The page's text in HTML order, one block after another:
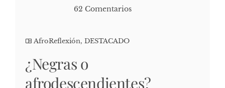
62 Comentarios
AfroReflexión, DESTACADO
¿Negras o
afrodescendientes?